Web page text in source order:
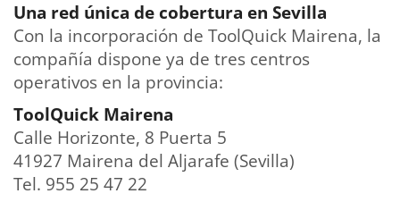
Una red única de cobertura en Sevilla
Con la incorporación de ToolQuick Mairena, la
compañía dispone ya de tres centros
operativos en la provincia:
ToolQuick Mairena
Calle Horizonte, 8 Puerta 5
41927 Mairena del Aljarafe (Sevilla)
Tel. 955 25 47 22